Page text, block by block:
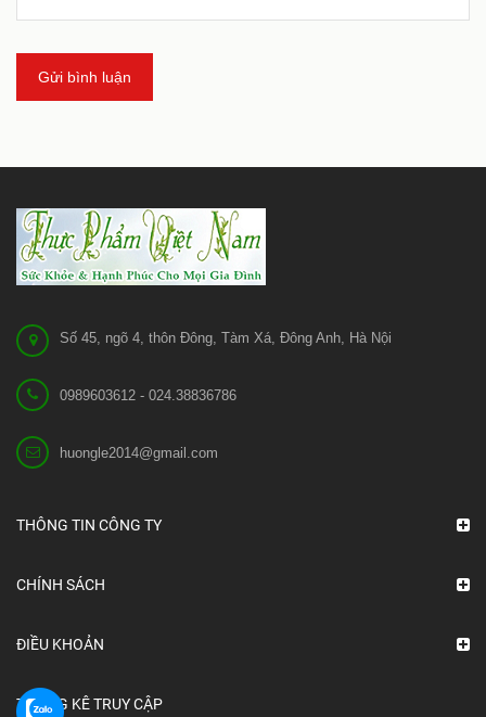
Gửi bình luận
Số 45, ngõ 4, thôn Đông, Tàm Xá, Đông Anh, Hà Nội
0989603612 - 024.38836786
huongle2014@gmail.com
THÔNG TIN CÔNG TY
CHÍNH SÁCH
ĐIỀU KHOẢN
THỐNG KÊ TRUY CẬP